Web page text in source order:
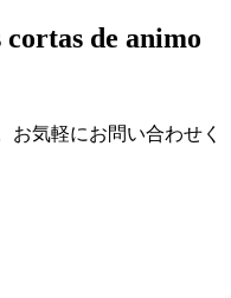
de animo
お気軽にお問い合わせく